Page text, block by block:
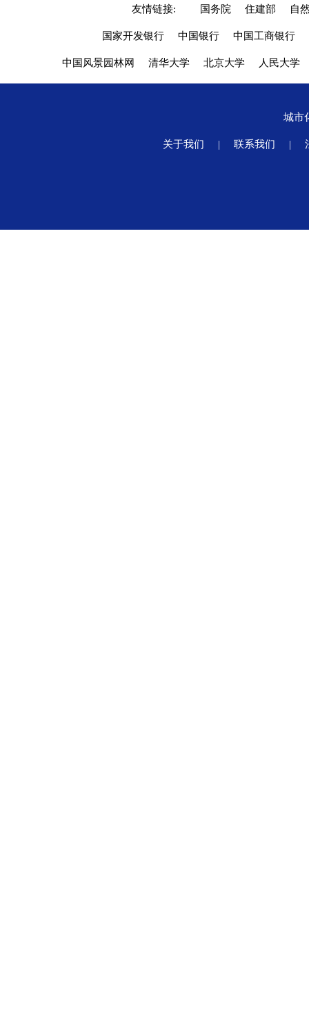
友情链接: 国务院 住建部 自
国家开发银行 中国银行 中国工商银行
中国风景园林网 清华大学 北京大学 人民大学
城市
关于我们 | 联系我们 |